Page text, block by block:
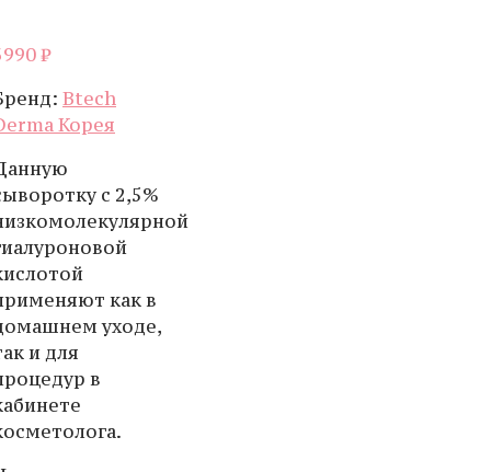
₽
Btech
Корея
c 2,5%
как в
уходе,
и для
в